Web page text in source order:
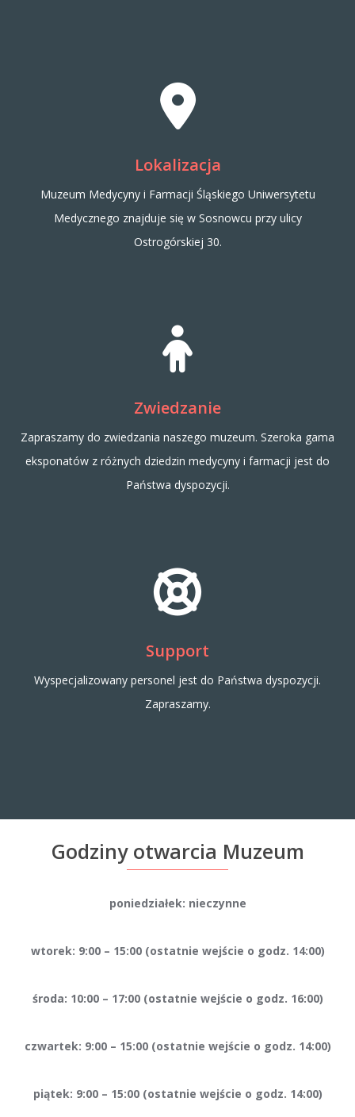
Lokalizacja
Muzeum Medycyny i Farmacji Śląskiego Uniwersytetu
Medycznego znajduje się w Sosnowcu przy ulicy
Ostrogórskiej 30.
Zwiedzanie
Zapraszamy do zwiedzania naszego muzeum. Szeroka gama
eksponatów z różnych dziedzin medycyny i farmacji jest do
Państwa dyspozycji.
Support
Wyspecjalizowany personel jest do Państwa dyspozycji.
Zapraszamy.
Godziny otwarcia Muzeum
poniedziałek: nieczynne
wtorek: 9:00 – 15:00 (ostatnie wejście o godz. 14:00)
środa: 10:00 – 17:00 (ostatnie wejście o godz. 16:00)
czwartek: 9:00 – 15:00(ostatnie wejście o godz. 14:00)
piątek: 9:00 – 15:00(ostatnie wejście o godz. 14:00)